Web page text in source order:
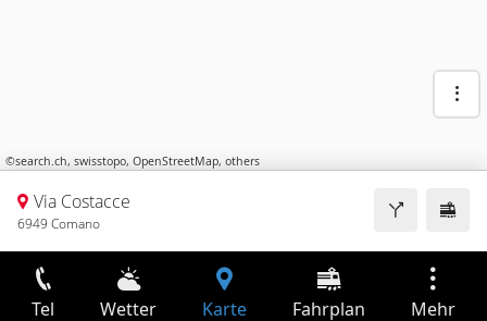
©search.ch, swisstopo, OpenStreetMap, others
Via Costacce
6949 Comano
Tel Wetter Karte Fahrplan Mehr